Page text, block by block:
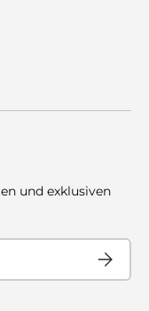
und exklusiven